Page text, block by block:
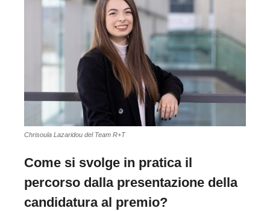
Chrisoula Lazaridou del Team R+T
Come si svolge in pratica il
percorso dalla presentazione della
candidatura al premio?